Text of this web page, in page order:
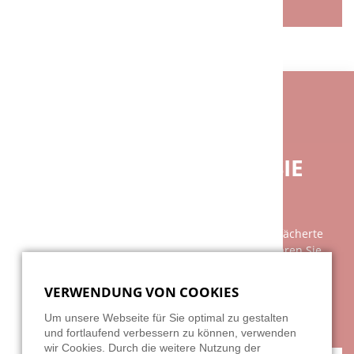
BEI FRAGEN GERNE FÜR SIE
Unsere Beratung ist so individuell wie das breit gefächerte
Spektrum unserer Kundschaft. Am besten vereinbaren Sie
Sätzen am Telefon zu erklären. Wir freuen uns auf Ihre
Herausforderung!
VERWENDUNG VON COOKIES
Um unsere Webseite für Sie optimal zu gestalten
und fortlaufend verbessern zu können, verwenden
wir Cookies. Durch die weitere Nutzung der